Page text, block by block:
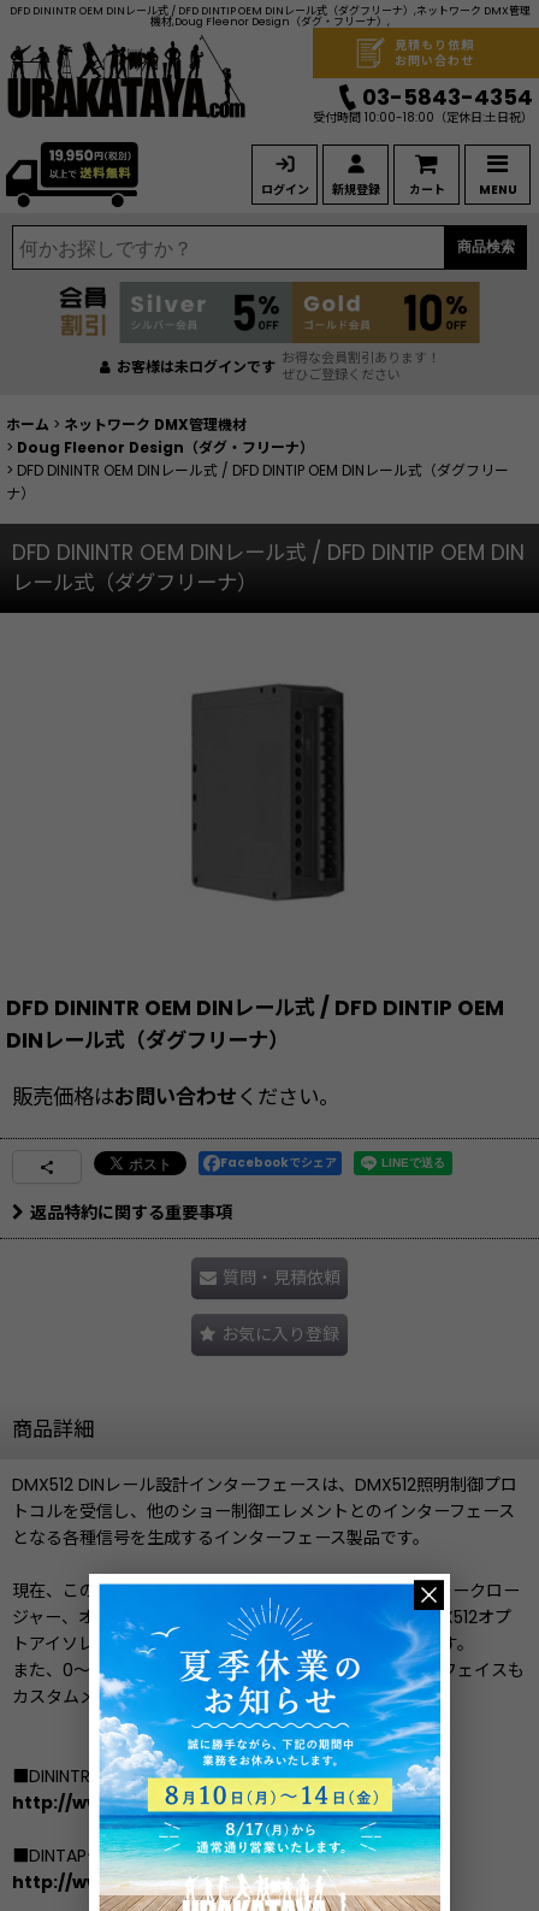
DFD DININTR OEM DINレール式 / DFD DINTIP OEM DINレール式（ダグフリーナ）,ネットワーク DMX管理
機材,Doug Fleenor Design（ダグ・フリーナ）,
ログイン 新規登録 カート MENU
見積もり依頼
お問い合わせ
03-5843-4354
受付時間 10:00-18:00 （定休日:土日祝）
商品検索
お客様は未ログインです お得な会員割引あります！
ぜひご登録ください
ホーム > ネットワーク DMX管理機材
> Doug Fleenor Design（ダグ・フリーナ）
> DFD DININTR OEM DINレール式 / DFD DINTIP OEM DINレール式（ダグフリー
ナ）
DFD DININTR OEM DINレール式 / DFD DINTIP OEM DIN
レール式（ダグフリーナ）
DFD DININTR OEM DINレール式 / DFD DINTIP OEM
DINレール式（ダグフリーナ）
販売価格はお問い合わせください。
Facebookでシェア
返品特約に関する重要事項
質問・見積依頼
お気に入り登録
商品詳細
DMX512 DINレール設計インターフェースは、DMX512照明制御プロ
トコルを受信し、他のショー制御エレメントとのインターフェース
となる各種信号を生成するインターフェース製品です。
現在、このインターフェースには、ドライコンタクト リレークロー
ジャー、オープンコレクター オプティカルカプラー、DMX512オプ
トアイソレーターの3つの一般的な出力が用意されています。
また、0〜10Vアナログ、RS-232など、その他のインターフェイスも
カスタムメイドで製作可能です。
■DININTRデータシート（英語）
http://www.dfd.com/pdf/dinintr-data.pdf
■DINTAPデータシート（英語）
http://www.dfd.com/pdf/dintap-data.pdf